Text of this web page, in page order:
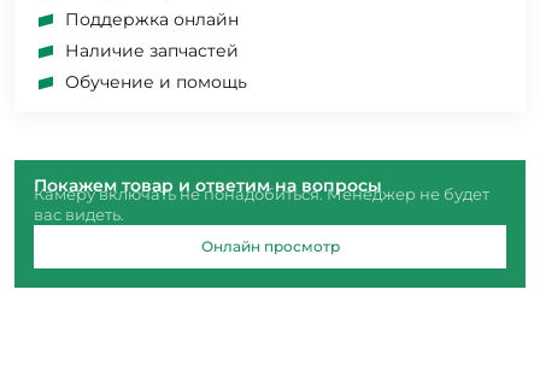
Поддержка онлайн
Наличие запчастей
Обучение и помощь
Покажем товар и ответим на вопросы
Камеру включать не понадобиться. Менеджер не будет
вас видеть.
Онлайн просмотр